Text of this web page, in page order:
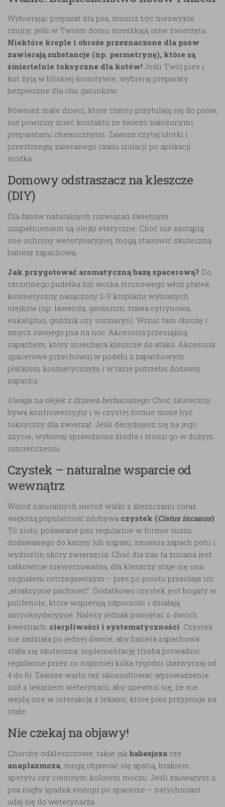
Wybierając preparat dla psa, musisz być niezwykle
czujny, jeśli w Twoim domu mieszkają inne zwierzęta.
Niektóre krople i obroże przeznaczone dla psów
zawierają substancje (np. permetrynę), które są
śmiertelnie toksyczne dla kotów! Jeśli Twój pies i
kot żyją w bliskiej komitywie, wybieraj preparaty
bezpieczne dla obu gatunków.
Również małe dzieci, które często przytulają się do psów,
nie powinny mieć kontaktu ze świeżo nałożonymi
preparatami chemicznymi. Zawsze czytaj ulotki i
przestrzegaj zalecanego czasu izolacji po aplikacji
środka.
Domowy odstraszacz na kleszcze
(DIY)
Dla fanów naturalnych rozwiązań świetnym
uzupełnieniem są olejki eteryczne. Choć nie zastąpią
one ochrony weterynaryjnej, mogą stanowić skuteczną
barierę zapachową.
Jak przygotować aromatyczną bazę spacerową? Do
szczelnego pudełka lub worka strunowego włóż płatek
kosmetyczny nasączony 2-3 kroplami wybranych
olejków (np. lawenda, geranium, trawa cytrynowa,
eukaliptus, goździk czy rozmaryn). Wrzuć tam obrożę i
smycz swojego psa na noc. Akcesoria przesiąkną
zapachem, który zniechęca kleszcze do ataku. Akcesoria
spacerowe przechowuj w pudełu z zapachowym
płatkiem kosmetycznym i w razie potrzebu dodawaj
zapachu.
Uwaga na olejek z drzewa herbacianego:Choć skuteczny,
bywa kontrowersyjny i w czystej formie może być
toksyczny dla zwierząt. Jeśli decydujesz się na jego
użycie, wybieraj sprawdzone źródła i stosuj go w dużym
rozcieńczeniu.
Czystek – naturalne wsparcie od
wewnątrz
Wśród naturalnych metod walki z kleszczami coraz
większą popularność zdobywa czystek (Cistus incanus)
To zioło, podawane psu regularnie w formie suszu
dodawanego do karmy lub naparu, zmienia zapach potu i
wydzielin skóry zwierzęcia. Choć dla nas ta zmiana jest
całkowicie niewyczuwalna, dla kleszczy staje się ona
sygnałem ostrzegawczym – pies po prostu przestaje im
„atrakcyjnie pachnieć”. Dodatkowo czystek jest bogaty w
polifenole, które wspierają odporność i działają
antyoksydacyjnie. Należy jednak pamiętać o dwóch
kwestiach: cierpliwości i systematyczności . Czystek
nie zadziała po jednej dawce; aby bariera zapachowa
stała się skuteczna, suplementację trzeba prowadzić
regularnie przez co najmniej kilka tygodni (zazwyczaj od
4 do 6). Zawsze warto też skonsultować wprowadzenie
ziół z lekarzem weterynarii, aby upewnić się, że nie
wejdą one w interakcję z lekami, które pies przyjmuje na
stałe.
Nie czekaj na objawy!
Choroby odkleszczowe, takie jak babesjoza czy
anaplazmoza , mogą objawiać się apatią, brakiem
apetytu czy ciemnym kolorem moczu. Jeśli zauważysz u
psa nagły spadek energii po spacerze – natychmiast
udaj się do weterynarza.